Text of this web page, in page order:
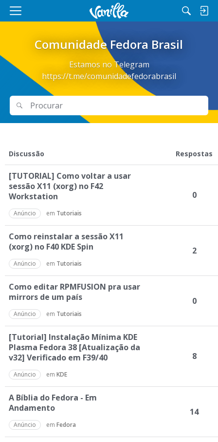
M
Comunidade Fedora Brasil
Estamos no Telegram
https://t.me/comunidadefedorabrasil
Procurar
i
s
t
a
d
e
D
i
s
u
s
s
ã
o
Discussão Respostas
[TUTORIAL] Como voltar a usar
sessão X11 (xorg) no F42
Workstation
Anúncio em Tutoriais
0
Como reinstalar a sessão X11
(xorg) no F40 KDE Spin
Anúncio em Tutoriais
2
Como editar RPMFUSION pra usar
mirrors de um país
Anúncio em Tutoriais
0
[Tutorial] Instalação Mínima KDE
Plasma Fedora 38 [Atualização da
v32] Verificado em F39/40
Anúncio em KDE
8
A Bíblia do Fedora - Em
Andamento
Anúncio em Fedora
14